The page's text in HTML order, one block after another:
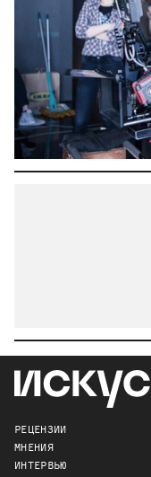
РЕЦЕНЗИИ
МНЕНИЯ
ИНТЕРВЬЮ